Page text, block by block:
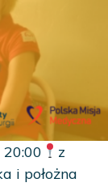
z
i położna